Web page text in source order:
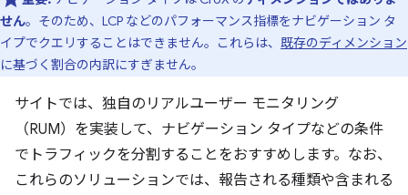
せん。そのため、LCP などのパフォーマンス指標をナビゲーション タ
イプでクエリすることはできません。これらは、 既存のディメンション
に基づく割合の内訳にすぎません。
サイトでは、独自のリアルユーザー モニタリング
（RUM）を実装して、ナビゲーション タイプなどの条件
でトラフィックを分割することをおすすめします。なお、
これらのソリューションでは、報告される種類や含まれる